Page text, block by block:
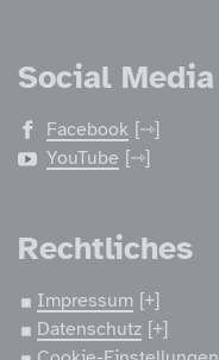
Social Media
Facebook
YouTube
Rechtliches
Impressum
Datenschutz